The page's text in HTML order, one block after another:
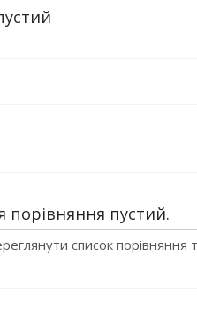
порівняння пустий.
список порівняння